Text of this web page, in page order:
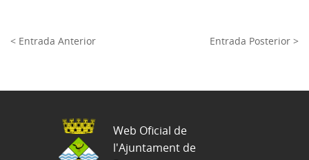
< Entrada Anterior Entrada Posterior >
Web Oficial de
l'Ajuntament de